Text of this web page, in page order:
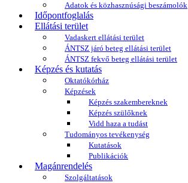
Adatok és közhasznúsági beszámolók
Időpontfoglalás
Ellátási terület
Vadaskert ellátási terület
ÁNTSZ járó beteg ellátási terület
ÁNTSZ fekvő beteg ellátási terület
Képzés és kutatás
Oktatókórház
Képzések
Képzés szakembereknek
Képzés szülőknek
Vidd haza a tudást
Tudományos tevékenység
Kutatások
Publikációk
Magánrendelés
Szolgáltatások